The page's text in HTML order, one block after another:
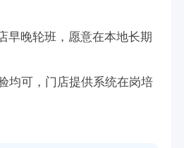
早晚轮班，愿意在本地长期
均可，门店提供系统在岗培